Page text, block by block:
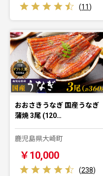
(11)
おおさきうなぎ 国産うなぎ
蒲焼 3尾 (120…
鹿児島県大崎町
￥10,000
(238)